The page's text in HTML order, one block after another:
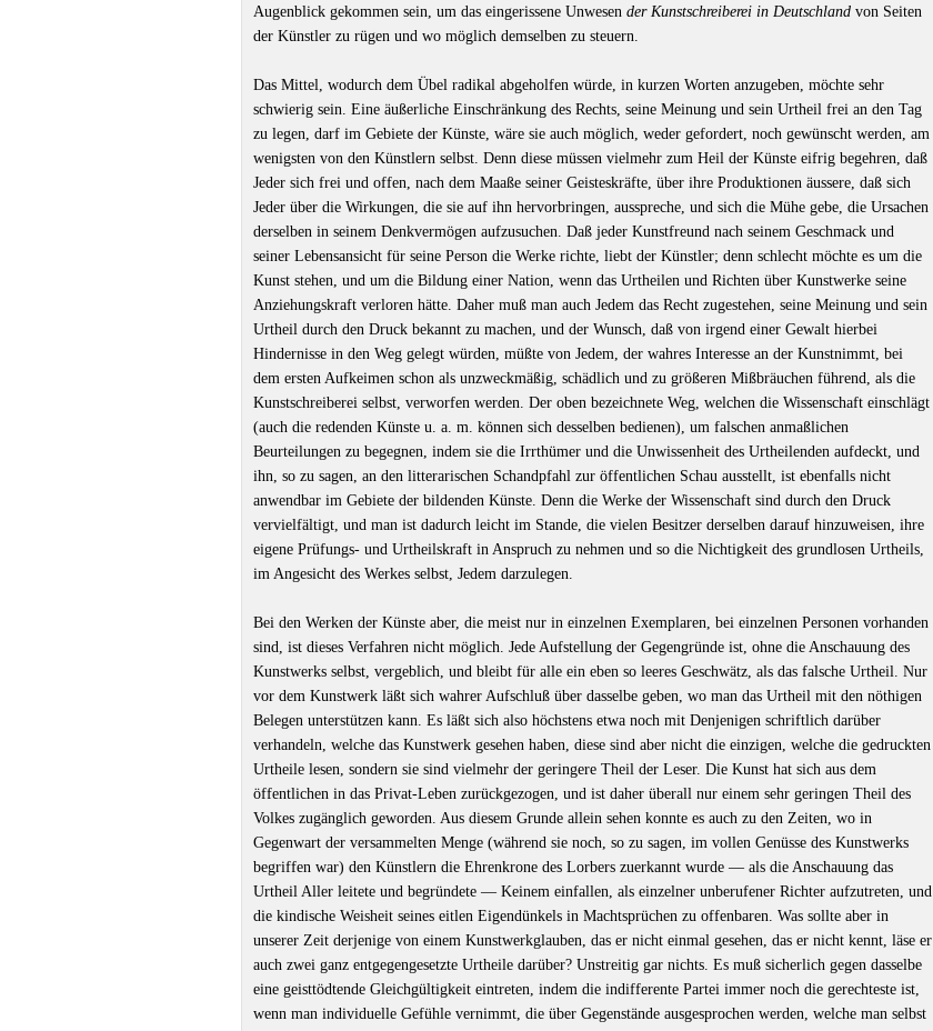
Augenblick gekommen sein, um das eingerissene Unwesen der Kunstschreiberei in Deutschland von Seiten
der Künstler zu rügen und wo möglich demselben zu steuern.
Das Mittel, wodurch dem Übel radikal abgeholfen würde, in kurzen Worten anzugeben, möchte sehr
schwierig sein. Eine äußerliche Einschränkung des Rechts, seine Meinung und sein Urtheil frei an den Tag
zu legen, darf im Gebiete der Künste, wäre sie auch möglich, weder gefordert, noch gewünscht werden, am
wenigsten von den Künstlern selbst. Denn diese müssen vielmehr zum Heil der Künste eifrig begehren, daß
Jeder sich frei und offen, nach dem Maaße seiner Geisteskräfte, über ihre Produktionen äussere, daß sich
Jeder über die Wirkungen, die sie auf ihn hervorbringen, ausspreche, und sich die Mühe gebe, die Ursachen
derselben in seinem Denkvermögen aufzusuchen. Daß jeder Kunstfreund nach seinem Geschmack und
seiner Lebensansicht für seine Person die Werke richte, liebt der Künstler; denn schlecht möchte es um die
Kunst stehen, und um die Bildung einer Nation, wenn das Urtheilen und Richten über Kunstwerke seine
Anziehungskraft verloren hätte. Daher muß man auch Jedem das Recht zugestehen, seine Meinung und sein
Urtheil durch den Druck bekannt zu machen, und der Wunsch, daß von irgend einer Gewalt hierbei
Hindernisse in den Weg gelegt würden, müßte von Jedem, der wahres Interesse an der Kunstnimmt, bei
dem ersten Aufkeimen schon als unzweckmäßig, schädlich und zu größeren Mißbräuchen führend, als die
Kunstschreiberei selbst, verworfen werden. Der oben bezeichnete Weg, welchen die Wissenschaft einschlägt
(auch die redenden Künste u. a. m. können sich desselben bedienen), um falschen anmaßlichen
Beurteilungen zu begegnen, indem sie die Irrthümer und die Unwissenheit des Urtheilenden aufdeckt, und
ihn, so zu sagen, an den litterarischen Schandpfahl zur öffentlichen Schau ausstellt, ist ebenfalls nicht
anwendbar im Gebiete der bildenden Künste. Denn die Werke der Wissenschaft sind durch den Druck
vervielfältigt, und man ist dadurch leicht im Stande, die vielen Besitzer derselben darauf hinzuweisen, ihre
eigene Prüfungs- und Urtheilskraft in Anspruch zu nehmen und so die Nichtigkeit des grundlosen Urtheils,
im Angesicht des Werkes selbst, Jedem darzulegen.
Bei den Werken der Künste aber, die meist nur in einzelnen Exemplaren, bei einzelnen Personen vorhanden
sind, ist dieses Verfahren nicht möglich. Jede Aufstellung der Gegengründe ist, ohne die Anschauung des
Kunstwerks selbst, vergeblich, und bleibt für alle ein eben so leeres Geschwätz, als das falsche Urtheil. Nur
vor dem Kunstwerk läßt sich wahrer Aufschluß über dasselbe geben, wo man das Urtheil mit den nöthigen
Belegen unterstützen kann. Es läßt sich also höchstens etwa noch mit Denjenigen schriftlich darüber
verhandeln, welche das Kunstwerk gesehen haben, diese sind aber nicht die einzigen, welche die gedruckten
Urtheile lesen, sondern sie sind vielmehr der geringere Theil der Leser. Die Kunst hat sich aus dem
öffentlichen in das Privat-Leben zurückgezogen, und ist daher überall nur einem sehr geringen Theil des
Volkes zugänglich geworden. Aus diesem Grunde allein sehen konnte es auch zu den Zeiten, wo in
Gegenwart der versammelten Menge (während sie noch, so zu sagen, im vollen Genüsse des Kunstwerks
begriffen war) den Künstlern die Ehrenkrone des Lorbers zuerkannt wurde — als die Anschauung das
Urtheil Aller leitete und begründete — Keinem einfallen, als einzelner unberufener Richter aufzutreten, und
die kindische Weisheit seines eitlen Eigendünkels in Machtsprüchen zu offenbaren. Was sollte aber in
unserer Zeit derjenige von einem Kunstwerkglauben, das er nicht einmal gesehen, das er nicht kennt, läse er
auch zwei ganz entgegengesetzte Urtheile darüber? Unstreitig gar nichts. Es muß sicherlich gegen dasselbe
eine geisttödtende Gleichgültigkeit eintreten, indem die indifferente Partei immer noch die gerechteste ist,
wenn man individuelle Gefühle vernimmt, die über Gegenstände ausgesprochen werden, welche man selbst